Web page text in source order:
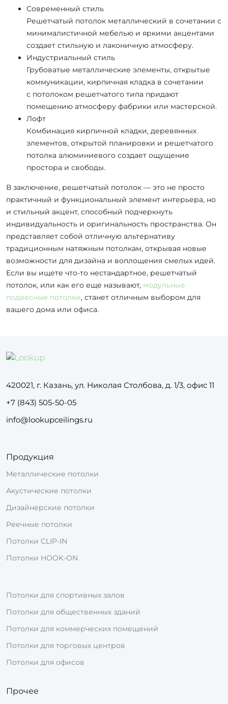
Современный стиль
Решетчатый потолок металлический в сочетании с
минималистичной мебелью и яркими акцентами
создает стильную и лаконичную атмосферу.
Индустриальный стиль
Грубоватые металлические элементы, открытые
коммуникации, кирпичная кладка в сочетании
с потолоком решетчатого типа придают
помещению атмосферу фабрики или мастерской.
Лофт
Комбинация кирпичной кладки, деревянных
элементов, открытой планировки и решетчатого
потолка алюминиевого создает ощущение
простора и свободы.
В заключение, решетчатый потолок — это не просто
практичный и функциональный элемент интерьера, но
и стильный акцент, способный подчеркнуть
индивидуальность и оригинальность пространства. Он
представляет собой отличную альтернативу
традиционным натяжным потолкам, открывая новые
возможности для дизайна и воплощения смелых идей.
Если вы ищете что-то нестандартное, решетчатый
потолок, или как его еще называют, модульные
подвесные потолки, станет отличным выбором для
вашего дома или офиса.
420021, г. Казань, ул. Николая Столбова, д. 1/3, офис 11
+7 (843) 505-50-05
info@lookupceilings.ru
Продукция
Металлические потолки
Акустические потолки
Дизайнерские потолки
Реечные потолки
Потолки CLIP-IN
Потолки HOOK-ON
Потолки для спортивных залов
Потолки для общественных зданий
Потолки для коммерческих помещений
Потолки для торговых центров
Потолки для офисов
Прочее